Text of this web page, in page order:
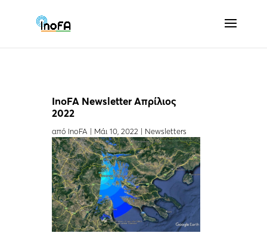
InoFA Newsletter Απρίλιος
2022
από InoFA | Μάι 10, 2022 | Newsletters